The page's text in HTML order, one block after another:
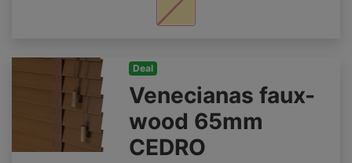
Deal
Venecianas faux-
wood 65mm
CEDRO